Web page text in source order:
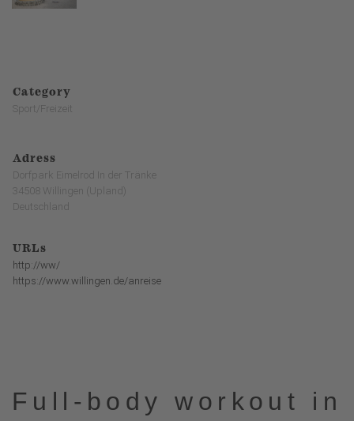
Category
Sport/Freizeit
Adress
Dorfpark Eimelrod In der Tränke
34508 Willingen (Upland)
Deutschland
URLs
http://ww/
https://www.willingen.de/anreise
Full-body workout in